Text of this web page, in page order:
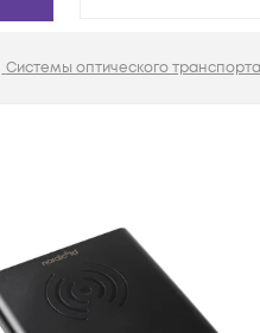
Системы оптического